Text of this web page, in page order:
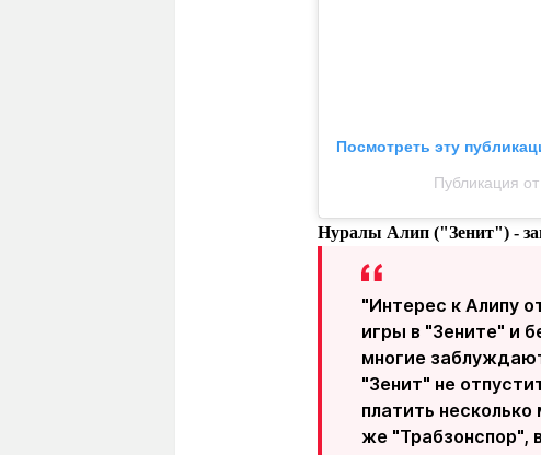
Посмотреть эту
Публикация
Нуралы Алип ("Зенит") -
"Интерес к Алипу
игры в "Зените" и
многие
"Зенит" не
платить
же "Трабзонспор",